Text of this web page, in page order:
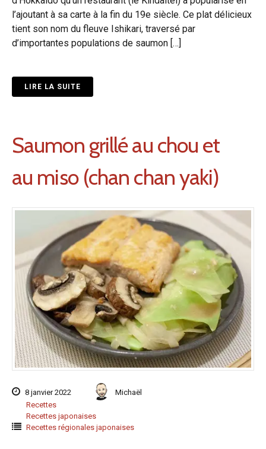
l’ajoutant à sa carte à la fin du 19e siècle. Ce plat délicieux
tient son nom du fleuve Ishikari, traversé par
d’importantes populations de saumon […]
LIRE LA SUITE
Saumon grillé au chou et
au miso (chan chan yaki)
8 janvier 2022
Michaël
Recettes
Recettes japonaises
Recettes régionales japonaises